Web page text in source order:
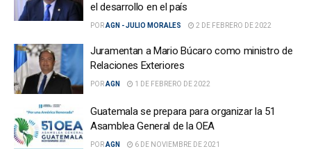
el desarrollo en el país
PORAGN - JULIO MORALES 2 DE FEBRERO DE 2022
Juramentan a Mario Búcaro como ministro de
Relaciones Exteriores
PORAGN 1 DE FEBRERO DE 2022
Guatemala se prepara para organizar la 51
Asamblea General de la OEA
PORAGN 6 DE NOVIEMBRE DE 2021